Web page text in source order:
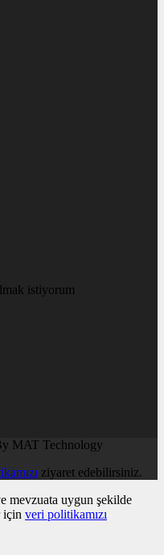
istiyorum
MAT Technology
ziyaret edebilirsiniz.
mevzuata uygun şekilde
için veri politikamızı